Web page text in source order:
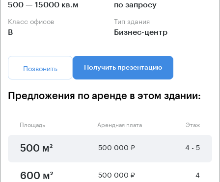
500 — 15000 кв.м по запросу
Класс офисов
B
Тип здания
Бизнес-центр
Позвонить Получить презентацию
Предложения по аренде в этом здании:
Площадь Арендная плата Этаж
500 м² 500 000 ₽ 4 - 5
600 м² 500 000 ₽ 4